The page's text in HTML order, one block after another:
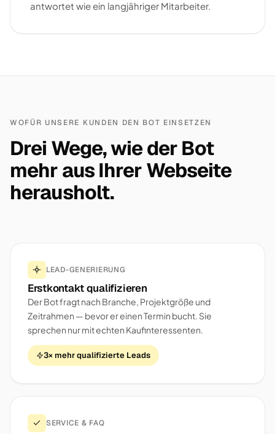
antwortet wie ein langjähriger Mitarbeiter.
WOFÜR UNSERE KUNDEN DEN BOT EINSETZEN
Drei Wege, wie der Bot
mehr aus Ihrer Webseite
herausholt.
LEAD-GENERIERUNG
Erstkontakt qualifizieren
Der Bot fragt nach Branche, Projektgröße und
Zeitrahmen — bevor er einen Termin bucht. Sie
sprechen nur mit echten Kaufinteressenten.
3× mehr qualifizierte Leads
SERVICE & FAQ